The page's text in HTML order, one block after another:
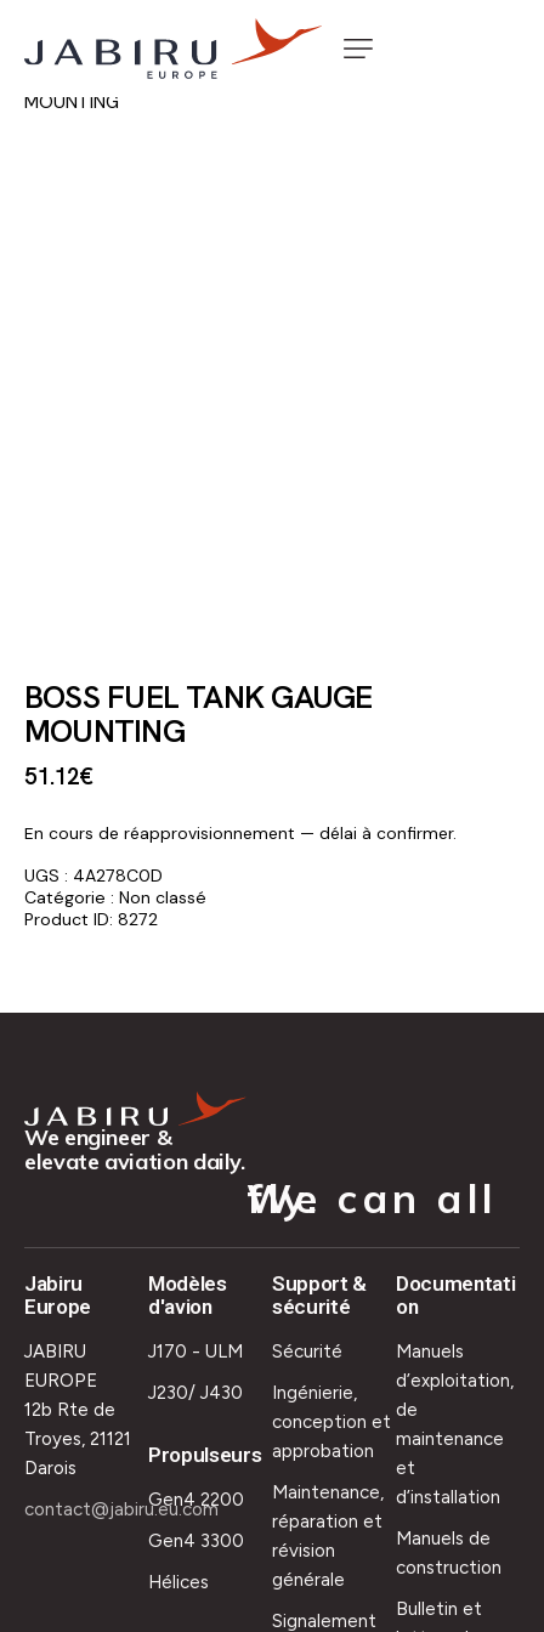
Accueil Non classé
MOUNTING
BOSS FUEL TANK GAUGE
MOUNTING
51.12€
En cours de réapprovisionnement — délai à confirmer.
UGS : 4A278C0D
Catégorie : Non classé
Product ID: 8272
We engineer &
elevate aviation daily.
We can all fly.
Jabiru
Europe
JABIRU
EUROPE
12b Rte de
Troyes, 21121
Darois
contact@jabiru.eu.com
Modèles
d'avion
J170 - ULM
J230/ J430
Propulseurs
Gen4 2200
Gen4 3300
Hélices
Support &
sécurité
Sécurité
Ingénierie,
conception et
approbation
Maintenance,
réparation et
révision
générale
Signalement
Documentati
on
Manuels
d’exploitation,
de
maintenance
et
d’installation
Manuels de
construction
Bulletin et